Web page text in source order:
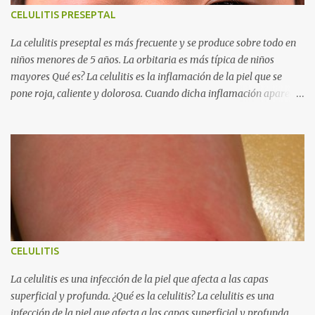
CELULITIS PRESEPTAL
La celulitis preseptal es más frecuente y se produce sobre todo en
niños menores de 5 años. La orbitaria es más típica de niños
mayores Qué es? La celulitis es la inflamación de la piel que se
pone roja, caliente y dolorosa. Cuando dicha inflamación aparece
tejidos blandos anteriores al septum orbitario, una lámina fibrosa
que va desde los huesos de la órbita hasta los párpados. La
celulitis orbitaria afecta a la parte posterior, incluyendo los
músculos y la grasa localizados dentro de la órbita. Son dos
procesos diferentes, por lo tanto, una celulitis preseptal no
progresa a una orbitaria. La celulitis preseptal es más frecuente y
se produce sobre todo en niños menores de 5 años. La orbitaria es
Habitualmente en ambas aparece inflamación, enrojecimiento y
aume...
CELULITIS
La celulitis es una infección de la piel que afecta a las capas
superficial y profunda. ¿Qué es la celulitis? La celulitis es una